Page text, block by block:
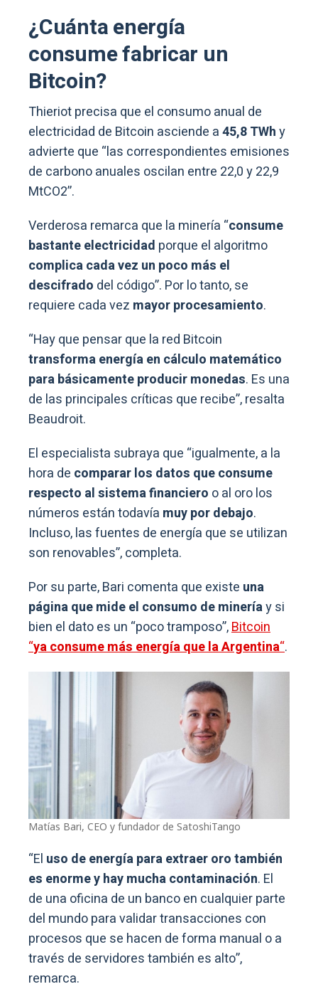
¿Cuánta energía
consume fabricar un
Bitcoin?
Thieriot precisa que el consumo anual de
electricidad de Bitcoin asciende a45,8 TWhy
advierte que “las correspondientes emisiones
de carbono anuales oscilan entre 22,0 y 22,9
MtCO2”.
Verderosa remarca que la minería “consume
bastante electricidad porque el algoritmo
complica cada vez un poco más el
descifrado del código”. Por lo tanto, se
requiere cada vez mayor procesamiento.
“Hay que pensar que la red Bitcoin
transforma energía en cálculo matemático
para básicamente producir monedas. Es una
de las principales críticas que recibe”, resalta
Beaudroit.
El especialista subraya que “igualmente, a la
hora de comparar los datos que consume
respecto al sistema financiero o al oro los
números están todavía muy por debajo.
Incluso, las fuentes de energía que se utilizan
son renovables”, completa.
Por su parte, Bari comenta que existe una
página que mide el consumo de mineríay si
bien el dato es un “poco tramposo”,Bitcoin
“ya consume más energía que la Argentina“.
Matías Bari, CEO y fundador de SatoshiTango
“El uso de energía para extraer oro también
es enorme y hay mucha contaminación. El
de una oficina de un banco en cualquier parte
del mundo para validar transacciones con
procesos que se hacen de forma manual o a
través de servidores también es alto”,
remarca.